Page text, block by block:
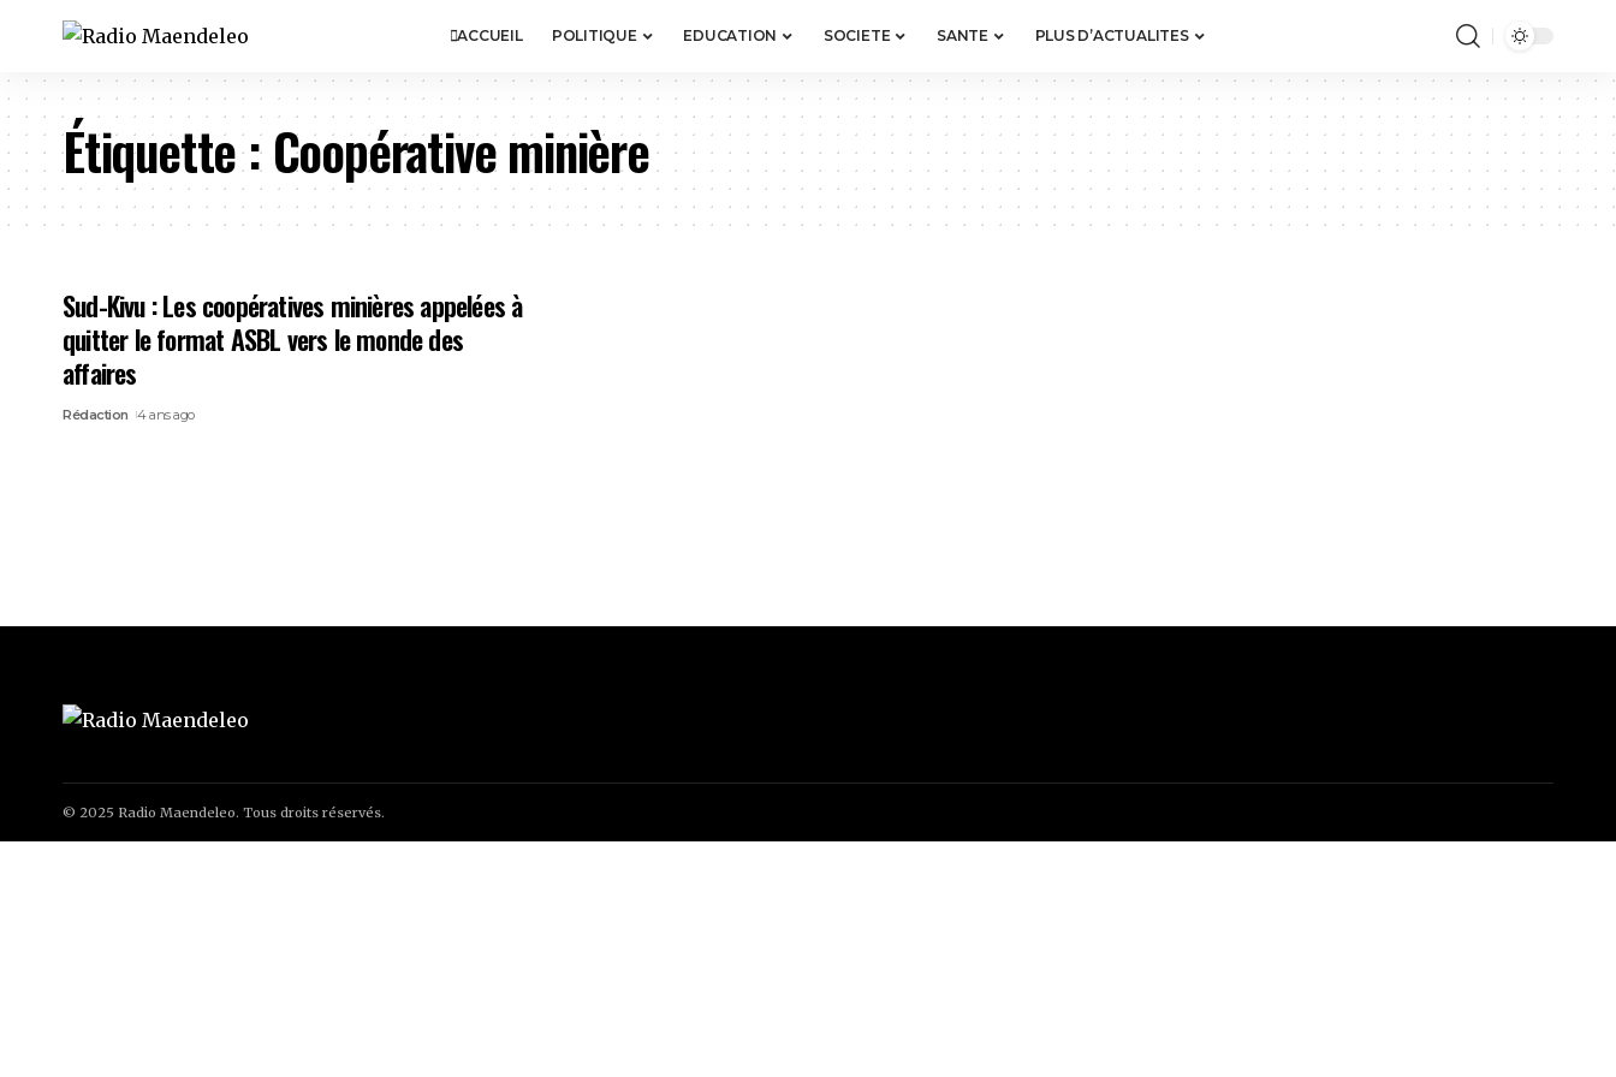
ACCUEIL POLITIQUE EDUCATION SOCIETE SANTE PLUS D’ACTUALITES
Étiquette :Coopérative minière
Sud-Kivu : Les coopératives minières appelées à
quitter le format ASBL vers le monde des
affaires
Rédaction 4 ans ago
© 2025 Radio Maendeleo. Tous droits réservés.